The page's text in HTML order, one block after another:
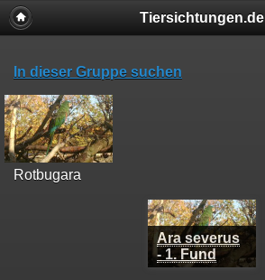
Tiersichtungen.de
In dieser Gruppe suchen
Rotbugara
Ara severus
- 1. Fund